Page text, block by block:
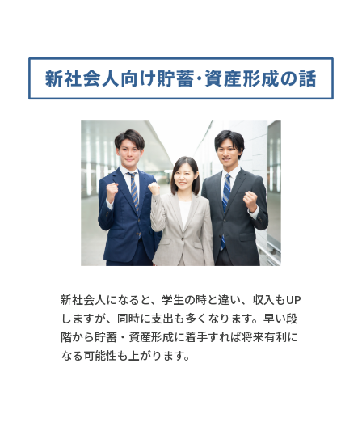
新社会人になると、学生の時と違い、収入もUP
しますが、同時に支出も多くなります。早い段
階から貯蓄・資産形成に着手すれば将来有利に
なる可能性も上がります。